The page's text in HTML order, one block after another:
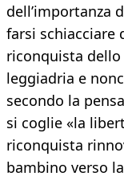
dell’importanza
farsi schiacciare
riconquista
leggiadria e
secondo la
si coglie «la
riconquista
bambino verso